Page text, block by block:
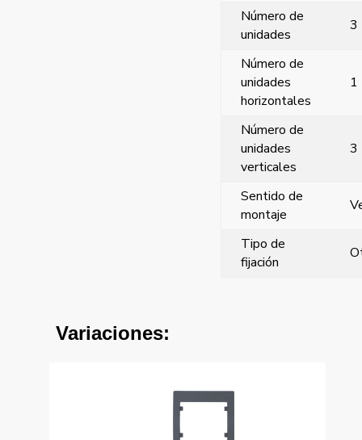
Número de
unidades
3
Número de
unidades
horizontales
1
Número de
unidades
verticales
3
Sentido de
montaje
Tipo de
fijación
Variaciones: